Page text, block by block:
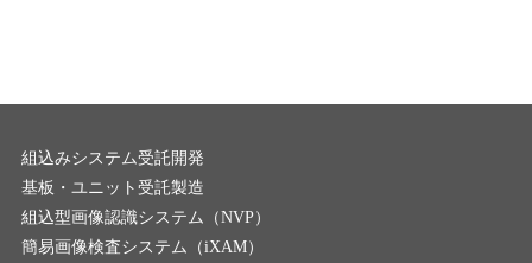
組込みシステム受託開発
基板・ユニット受託製造
組込型画像認識システム（NVP）
簡易画像検査システム（iXAM）